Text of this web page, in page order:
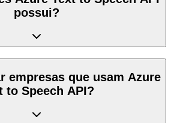
possui?
empresas que usam Azure
to Speech API?